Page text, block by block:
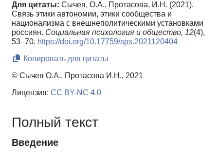
Для цитаты: Сычев, О.А., Протасова, И.Н. (2021).
Связь этики автономии, этики сообщества и
национализма с внешнеполитическими установками
россиян. Социальная психология и общество, 12(4),
53–70. https://doi.org/10.17759/sps.2021120404
Копировать для цитаты
© Сычев О.А., Протасова И.Н., 2021
Лицензия: CC BY-NC 4.0
Полный текст
Введение